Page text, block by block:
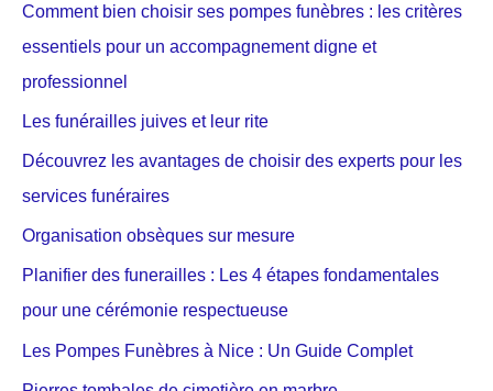
Comment bien choisir ses pompes funèbres : les critères
essentiels pour un accompagnement digne et
professionnel
Les funérailles juives et leur rite
Découvrez les avantages de choisir des experts pour les
services funéraires
Organisation obsèques sur mesure
Planifier des funerailles : Les 4 étapes fondamentales
pour une cérémonie respectueuse
Les Pompes Funèbres à Nice : Un Guide Complet